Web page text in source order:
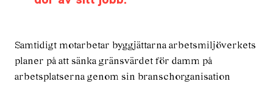
Samtidigt motarbetar byggjättarna arbetsmiljöverkets
planer på att sänka gränsvärdet för damm på
arbetsplatserna genom sin branschorganisation